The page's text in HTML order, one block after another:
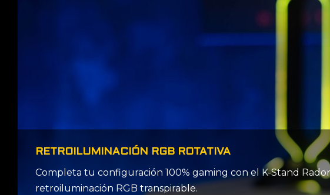
RETROILUMINACIÓN RGB ROTATIVA
Completa tu configuración 100% gaming con el K-Stand
retroiluminación RGB transpirable.